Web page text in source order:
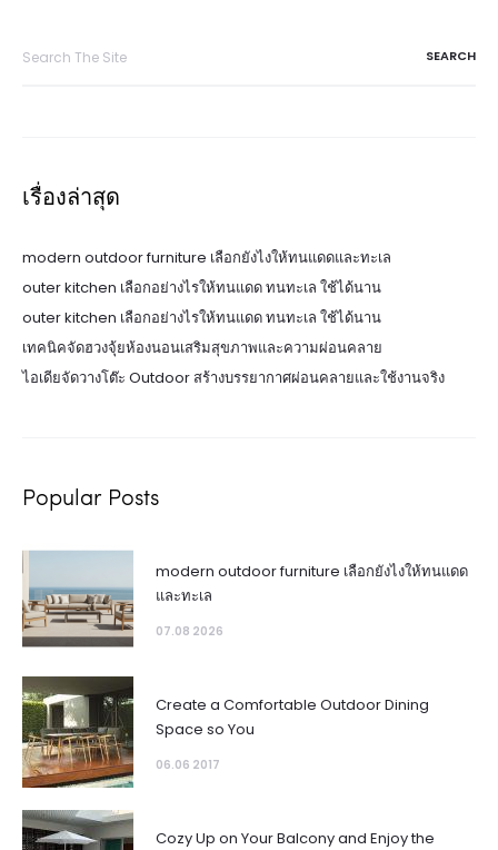
เรื่องล่าสุด
modern outdoor furniture เลือกยังไงให้ทนแดดและทะเล
outer kitchen เลือกอย่างไรให้ทนแดด ทนทะเล ใช้ได้นาน
outer kitchen เลือกอย่างไรให้ทนแดด ทนทะเล ใช้ได้นาน
เทคนิคจัดฮวงจุ้ยห้องนอนเสริมสุขภาพและความผ่อนคลาย
ไอเดียจัดวางโต๊ะ Outdoor สร้างบรรยากาศผ่อนคลายและใช้งานจริง
Popular Posts
modern outdoor furniture เลือกยังไงให้ทนแดด
และทะเล
07.08 2026
Create a Comfortable Outdoor Dining
Space so You
06.06 2017
Cozy Up on Your Balcony and Enjoy the